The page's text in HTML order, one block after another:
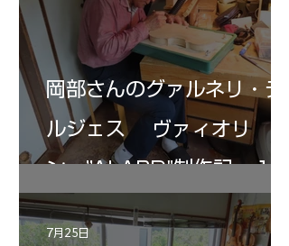
岡部さんのグァルネリ・デ
ルジェス ヴァィオリ
ン ”ALARD"制作記 １2
7月25日